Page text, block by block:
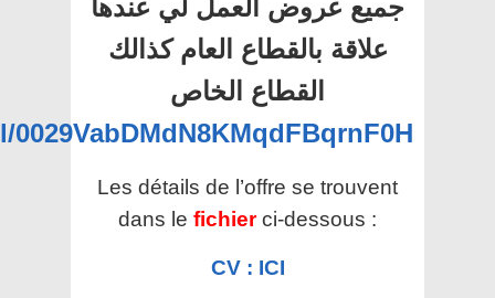
جميع عروض العمل لي عندها
علاقة بالقطاع العام كذالك
القطاع الخاص
Les détails de l’offre se trouvent
dans le fichier ci-dessous :
CV : ICI